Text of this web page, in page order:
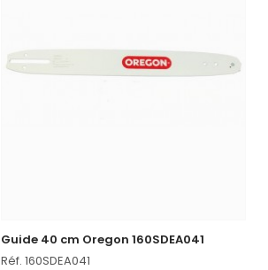
Guide 40 cm Oregon 160SDEA041
Réf. 160SDEA041